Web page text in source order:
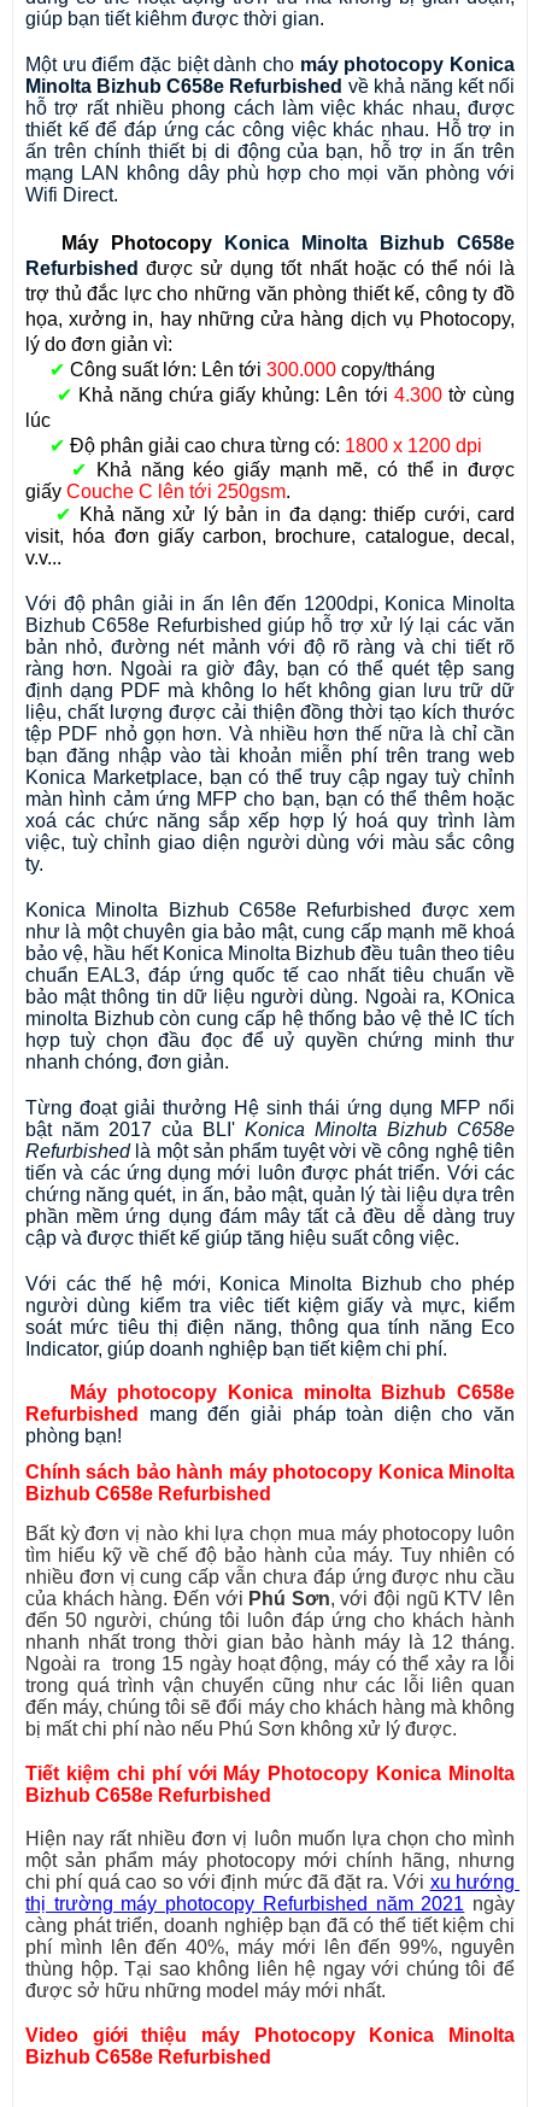
giúp bạn tiết kiêhm được thời gian.
Một ưu điểm đặc biệt dành cho máy photocopy Konica
Minolta Bizhub C658e Refurbished về khả năng kết nối
hỗ trợ rất nhiều phong cách làm việc khác nhau, được
thiết kế để đáp ứng các công việc khác nhau. Hỗ trợ in
ấn trên chính thiết bị di động của bạn, hỗ trợ in ấn trên
mạng LAN không dây phù hợp cho mọi văn phòng với
Wifi Direct.
Máy Photocopy
Konica Minolta Bizhub C658e
Refurbished được sử dụng tốt nhất hoặc có thể nói là
trợ thủ đắc lực cho những văn phòng thiết kế, công ty đồ
họa, xưởng in, hay những cửa hàng dịch vụ Photocopy,
lý do đơn giản vì:
✔ Công suất lớn: Lên tới 300.000 copy/tháng
✔ Khả năng chứa giấy khủng: Lên tới 4.300tờ cùng
lúc
✔ Độ phân giải cao chưa từng có: 1800 x 1200 dpi
✔
Khả năng kéo giấy mạnh mẽ, có thể in được
giấy Couche C lên tới 250gsm.
✔ Khả năng xử lý bản in đa dạng: thiếp cưới, card
visit, hóa đơn giấy carbon, brochure, catalogue, decal,
v.v...
Với độ phân giải in ấn lên đến 1200dpi, Konica Minolta
Bizhub C658e Refurbished giúp hỗ trợ xử lý lại các văn
bản nhỏ, đường nét mảnh với độ rõ ràng và chi tiết rõ
ràng hơn. Ngoài ra giờ đây, bạn có thể quét tệp sang
định dạng PDF mà không lo hết không gian lưu trữ dữ
liệu, chất lượng được cải thiện đồng thời tạo kích thước
tệp PDF nhỏ gọn hơn. Và nhiều hơn thế nữa là chỉ cần
bạn đăng nhập vào tài khoản miễn phí trên trang web
Konica Marketplace, bạn có thể truy cập ngay tuỳ chỉnh
màn hình cảm ứng MFP cho bạn, bạn có thể thêm hoặc
xoá các chức năng sắp xếp hợp lý hoá quy trình làm
việc, tuỳ chỉnh giao diện người dùng với màu sắc công
ty.
Konica Minolta Bizhub C658e Refurbished được xem
như là một chuyên gia bảo mật, cung cấp mạnh mẽ khoá
bảo vệ, hầu hết Konica Minolta Bizhub đều tuân theo tiêu
chuẩn EAL3, đáp ứng quốc tế cao nhất tiêu chuẩn về
bảo mật thông tin dữ liệu người dùng. Ngoài ra, KOnica
minolta Bizhub còn cung cấp hệ thống bảo vệ thẻ IC tích
hợp tuỳ chọn đầu đọc để uỷ quyền chứng minh thư
nhanh chóng, đơn giản.
Từng đoạt giải thưởng Hệ sinh thái ứng dụng MFP nổi
bật năm 2017 của BLI'
Refurbished là một sản phẩm tuyệt vời về công nghệ tiên
tiến và các ứng dụng mới luôn được phát triển. Với các
chứng năng quét, in ấn, bảo mật, quản lý tài liệu dựa trên
phần mềm ứng dụng đám mây tất cả đều dễ dàng truy
cập và được thiết kế giúp tăng hiệu suất công việc.
Với các thế hệ mới, Konica Minolta Bizhub cho phép
người dùng kiểm tra viêc tiết kiệm giấy và mực, kiểm
soát mức tiêu thị điện năng, thông qua tính năng Eco
Indicator, giúp doanh nghiệp bạn tiết kiệm chi phí.
Refurbished mang đến giải pháp toàn diện cho văn
phòng bạn!
Chính sách bảo hành máy photocopy Konica Minolta
Bizhub C658e Refurbished
Bất kỳ đơn vị nào khi lựa chọn mua máy photocopy luôn
tìm hiểu kỹ về chế độ bảo hành của máy. Tuy nhiên có
nhiều đơn vị cung cấp vẫn chưa đáp ứng được nhu cầu
của khách hàng. Đến với Phú Sơn, với đội ngũ KTV lên
đến 50 người, chúng tôi luôn đáp ứng cho khách hành
nhanh nhất trong thời gian bảo hành máy là 12 tháng.
Ngoài ra  trong 15 ngày hoạt động, máy có thể xảy ra lỗi
trong quá trình vận chuyển cũng như các lỗi liên quan
đến máy, chúng tôi sẽ đổi máy cho khách hàng mà không
bị mất chi phí nào nếu Phú Sơn không xử lý được.
Tiết kiệm chi phí với Máy Photocopy Konica Minolta
Bizhub C658e Refurbished
Hiện nay rất nhiều đơn vị luôn muốn lựa chọn cho mình
một sản phẩm máy photocopy mới chính hãng, nhưng
chi phí quá cao so với định mức đã đặt ra. Với xu hướng
thị trường máy photocopy Refurbished năm 2021 ngày
càng phát triển, doanh nghiệp bạn đã có thể tiết kiệm chi
phí mình lên đến 40%, máy mới lên đến 99%, nguyên
thùng hộp. Tại sao không liên hệ ngay với chúng tôi để
được sở hữu những model máy mới nhất.
Video giới thiệu máy Photocopy
Konica Minolta
Bizhub C658e Refurbished